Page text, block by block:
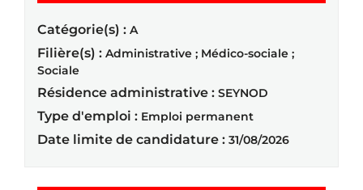
Catégorie(s) : A
Filière(s) : Administrative ; Médico-sociale ;
Sociale
Résidence administrative : SEYNOD
Type d'emploi : Emploi permanent
Date limite de candidature : 31/08/2026